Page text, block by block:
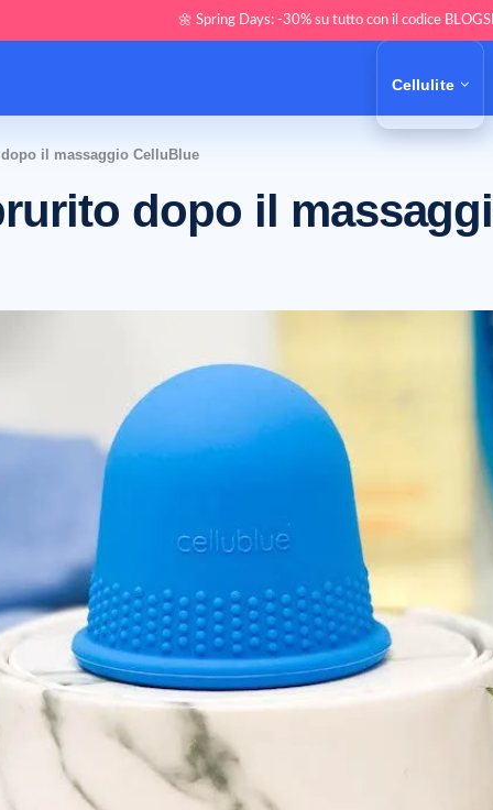
🌼 Spring Days: -30% su tutto con il codice
Cellulite
il massaggio CelluBlue
dopo il